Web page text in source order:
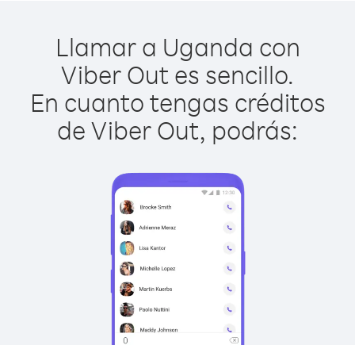
Llamar a Uganda con
Viber Out es sencillo.
En cuanto tengas créditos
de Viber Out, podrás: